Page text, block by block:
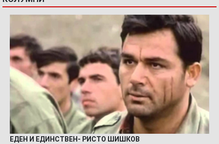
ЕДЕН И ЕДИНСТВЕН- РИСТО ШИШКОВ